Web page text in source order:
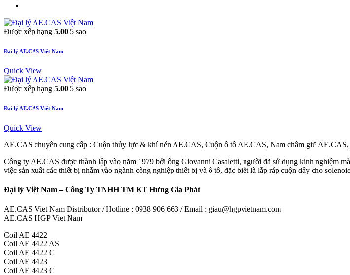
Được xếp hạng 5.00 5 sao
Đại lý AE.CAS Việt Nam
Quick View
Được xếp hạng 5.00 5 sao
Đại lý AE.CAS Việt Nam
Quick View
AE.CAS chuyên cung cấp : Cuộn thủy lực & khí nén AE.CAS, Cuộn ô tô AE.CAS, Nam châm giữ
Công ty AE.CAS được thành lập vào năm 1979 bởi ông Giovanni Casaletti, người đã sử dụng kinh nghiệm
việc sản xuất các thiết bị nhắm vào ngành công nghiệp thiết bị và ô tô, đặc biệt là lắp ráp cuộn dây cho
Đại lý Việt Nam – Công Ty TNHH TM KT Hưng Gia Phát
AE.CAS Viet Nam Distributor / Hotline : 0938 906 663 / Email : giau@hgpvietnam.com
AE.CAS HGP Viet Nam
Coil AE 4422
Coil AE 4422 AS
Coil AE 4422 C
Coil AE 4423
Coil AE 4423 C